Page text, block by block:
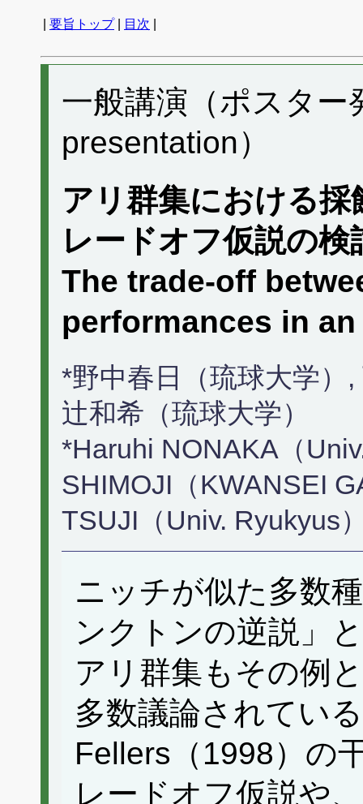
要旨トップ| 目次
一般講演（ポスタ
presentation）
アリ群集における
レードオフ仮説の検
The trade-off
performances in
*野中春日（琉球大学）
辻和希（琉球大学）
*Haruhi NONAKA（
SHIMOJI（KWANSEI
TSUJI（Univ. Ryukyus
ニッチが似た多数
ンクトンの逆説」
アリ群集もその例
多数議論されてい
Fellers（1998）の
レードオフ仮説や